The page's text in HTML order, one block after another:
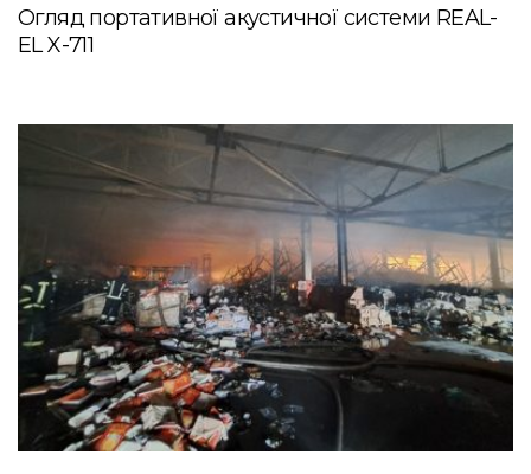
Огляд портативної акустичної системи REAL-
EL X-711